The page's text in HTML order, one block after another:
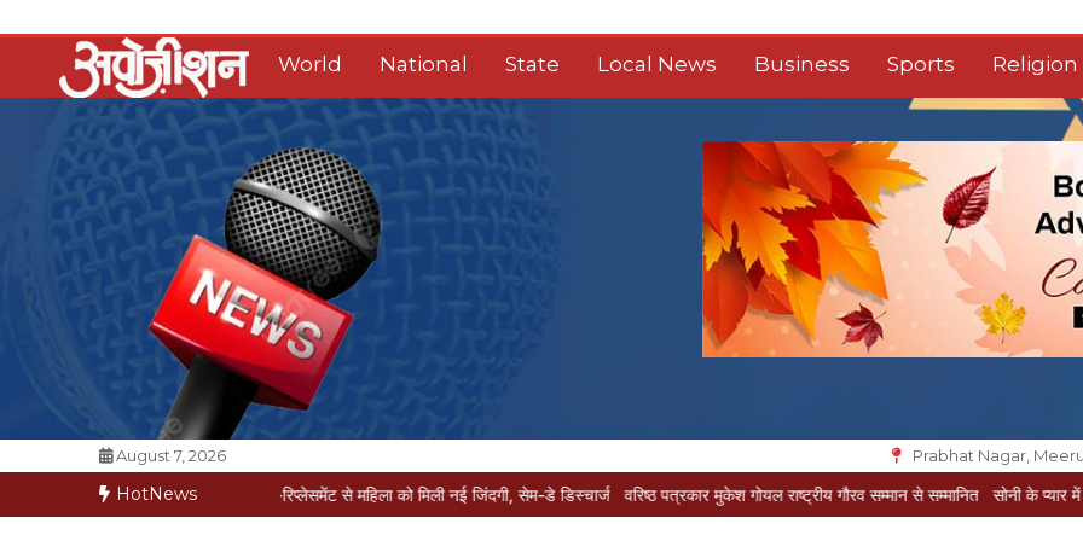
to
content
World National State Local News Business Sports Religion
Opposition Digital
August 7, 2026 Prabhat Nagar,
HotNews
मौत की कगार पर मैक्स में नी-रिप्लेसमेंट से महिला को मिली नई जिंदगी, सेम-डे डिस्चार्ज वरिष्ठ पत्रकार मुकेश गोयल राष्ट्रीय गौरव सम्मान से सम्मानित सोनी के प्यार में दीवानी सीता